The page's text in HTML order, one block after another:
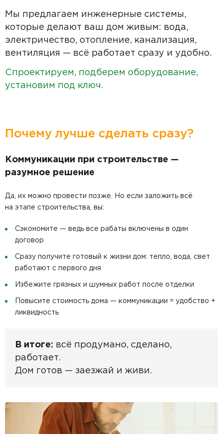
Мы предлагаем инженерные системы,
которые делают ваш дом живым: вода,
электричество, отопление, канализация,
вентиляция — всё работает сразу и удобно.
Спроектируем, подберем оборудование,
установим под ключ.
Почему лучше сделать сразу?
Коммуникации при строительстве —
разумное решение
Да, их можно провести позже. Но если заложить всё
на этапе строительства, вы:
Сэкономите — ведь все рабаты включены в один
договор
Сразу получите готовый к жизни дом: тепло, вода, свет
работают с первого дня
Избежите грязных и шумных работ после отделки
Повысите стоимость дома — коммуникации = удобство +
ликвидность
В итоге: всё продумано, сделано,
работает.
Дом готов — заезжай и живи.